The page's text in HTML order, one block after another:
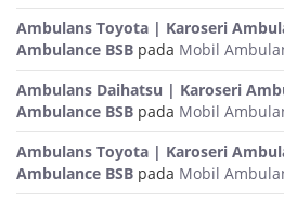
Ambulans Toyota | Karoseri
Ambulance BSB pada Mobil
Ambulans Daihatsu | Karoseri
Ambulance BSB pada Mobil
Ambulans Toyota | Karoseri
Ambulance BSB pada Mobil